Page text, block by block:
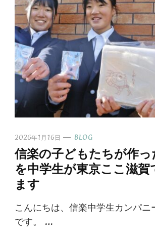
2026年1月16日 BLOG
信楽の子どもたちが作っ
を中学生が東京ここ滋賀
ます
こんにちは、信楽中学生カンパニ
です。 …